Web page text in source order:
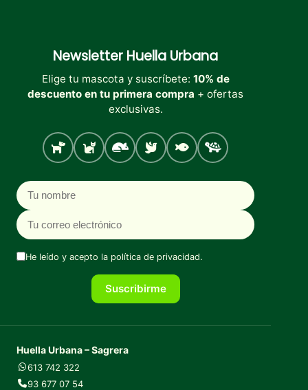
Newsletter Huella Urbana
Elige tu mascota y suscríbete: 10% de
descuento en tu primera compra + ofertas
exclusivas.
Perro Gato Roedores
Aves PecesTortugas
Nombre
Correo electrónico
He leído y acepto la política de privacidad.
Suscribirme
Huella Urbana – Sagrera
613 742 322
93 677 07 54